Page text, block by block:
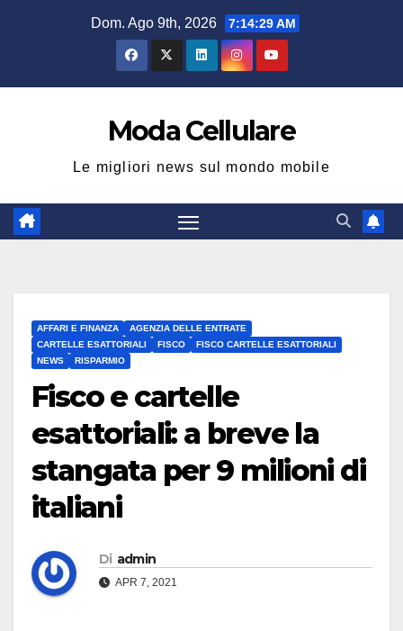
Dom. Ago 9th, 2026 7:14:30 AM
Moda Cellulare
Le migliori news sul mondo mobile
AFFARI E FINANZA
AGENZIA DELLE ENTRATE
CARTELLE ESATTORIALI
FISCO
FISCO CARTELLE ESATTORIALI
NEWS
RISPARMIO
Fisco e cartelle
esattoriali: a breve la
stangata per 9 milioni di
italiani
Di admin
APR 7, 2021